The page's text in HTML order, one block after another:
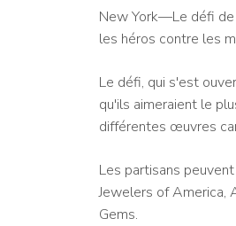
New York—Le défi
les héros contre les
Le défi, qui s'est
qu'ils aimeraient le
différentes œuvres
Les partisans
Jewelers of America,
Gems.